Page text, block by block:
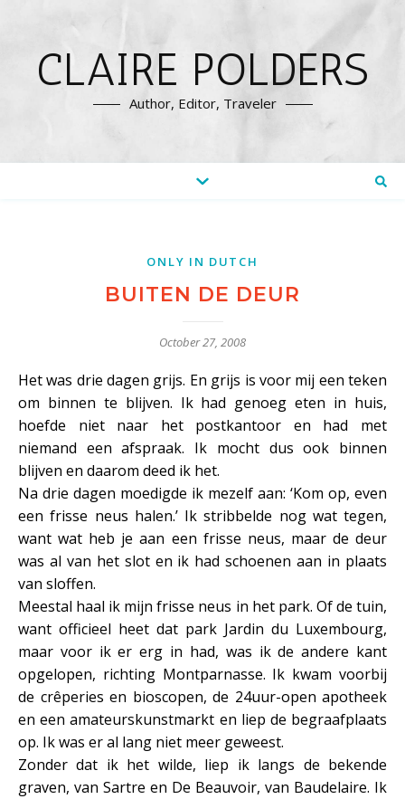
CLAIRE POLDERS
Author, Editor, Traveler
ONLY IN DUTCH
BUITEN DE DEUR
October 27, 2008
Het was drie dagen grijs. En grijs is voor mij een teken
om binnen te blijven. Ik had genoeg eten in huis,
hoefde niet naar het postkantoor en had met
niemand een afspraak. Ik mocht dus ook binnen
blijven en daarom deed ik het.
Na drie dagen moedigde ik mezelf aan: ‘Kom op, even
een frisse neus halen.’ Ik stribbelde nog wat tegen,
want wat heb je aan een frisse neus, maar de deur
was al van het slot en ik had schoenen aan in plaats
van sloffen.
Meestal haal ik mijn frisse neus in het park. Of de tuin,
want officieel heet dat park Jardin du Luxembourg,
maar voor ik er erg in had, was ik de andere kant
opgelopen, richting Montparnasse. Ik kwam voorbij
de crêperies en bioscopen, de 24uur-open apotheek
en een amateurskunstmarkt en liep de begraafplaats
op. Ik was er al lang niet meer geweest.
Zonder dat ik het wilde, liep ik langs de bekende
graven, van Sartre en De Beauvoir, van Baudelaire. Ik